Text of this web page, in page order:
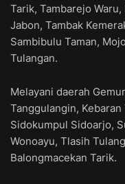
Tarik, Tambarejo
Jabon, Tambak
Sambibulu Taman,
Tulangan.
Melayani daerah
Tanggulangin,
Sidokumpul Sidoarjo,
Wonoayu, Tlasih
Balongmacekan Tarik.